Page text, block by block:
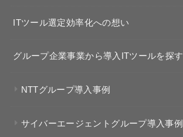
ITツール選定効率化への想い
グループ企業事業から導入ITツールを探す
NTTグループ導入事例
サイバーエージェントグループ導入事例